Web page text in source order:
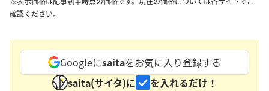
確認ください。
Googleにsaitaをお気に入り登録する
saita(サイタ)に
を入れるだけ！